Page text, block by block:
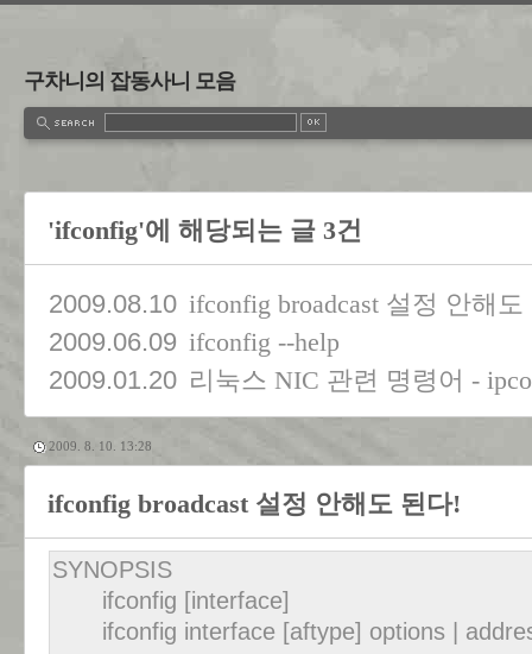
구차니의 잡동사니 모음
'ifconfig'에 해당되는 글 3건
2009.08.10 ifconfig broadcast 설정 안해
2009.06.09 ifconfig --help
2009.01.20 리눅스 NIC 관련 명령어 -
2009. 8. 10. 13:28
ifconfig broadcast 설정 안해도 된다!
SYNOPSIS
ifconfig [interface]
ifconfig interface [aftype] options |